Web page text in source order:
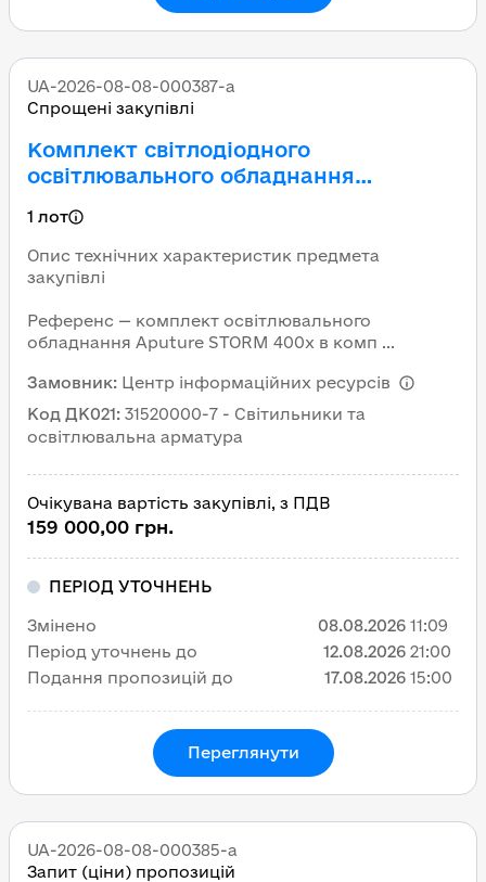
UA-2026-08-08-000387-a
Спрощені закупівлі
Комплект світлодіодного
освітлювального обладнання
комплекті з модифікатором світла
Aputure Lantern 66 см або аналог)
1 лот
Опис технічних характеристик предмета
закупівлі
Референс — комплект освітлювального
обладнання Aputure STORM 400x в комп ...
Замовник: Центр інформаційних ресурсів
Код ДК021: 31520000-7 - Світильники та
освітлювальна арматура
Очікувана вартість закупівлі, з ПДВ
159 000,00 грн.
ПЕРІОД УТОЧНЕНЬ
Змінено 08.08.2026 11:09
Період уточнень до
12.08.2026 21:00
Подання пропозицій до
17.08.2026 15:00
Переглянути
UA-2026-08-08-000385-a
Запит (ціни) пропозицій